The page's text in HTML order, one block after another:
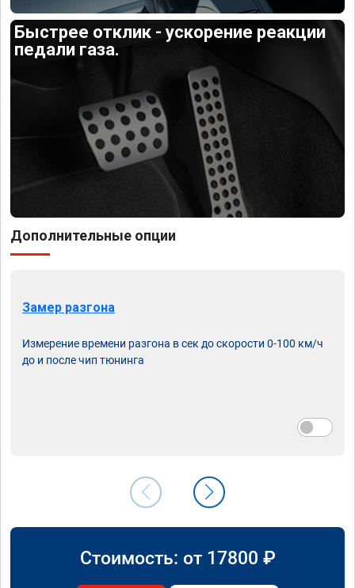
Быстрее отклик - ускорение реакции
педали газа.
Дополнительные опции
Замер разгона
Измерение времени разгона в сек до скорости 0-100 км/ч
до и после чип тюнинга
Стоимость: от 17800 ₽